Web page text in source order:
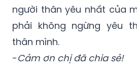
người thân yêu nhất của
phải không ngừng yêu
thân mình.
-Cảm ơn chị đã chia sẻ!